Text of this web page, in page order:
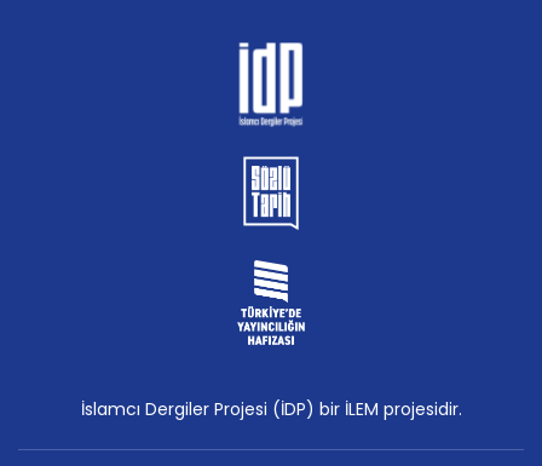
İslamcı Dergiler Projesi (İDP) bir İLEM projesidir.